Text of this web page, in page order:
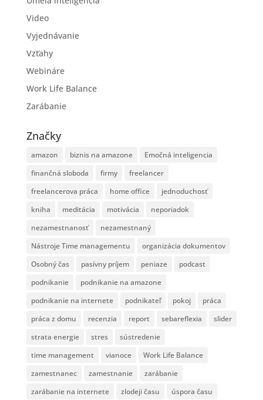
Video
Vyjednávanie
Vzťahy
Webináre
Work Life Balance
Zarábanie
Značky
amazon biznis na amazone
Emočná inteligencia
finančná sloboda
firmy
freelancer
freelancerova práca
home office
jednoduchosť
kniha
meditácia motivácia
neporiadok
nezamestnanosť
nezamestnaný
Nástroje Time managementu
organizácia dokumentov
Osobný čas
pasívny príjem peniaze
podcast
podnikanie
podnikanie na amazone
podnikanie na internete
podnikateľ pokoj
práca
práca z domu
recenzia report sebareflexia
slider
strata energie
stres
sústredenie
time management
vianoce
Work Life Balance
zamestnanec
zamestnanie
zarábanie
zarábanie na internete
zlodeji času
úspora času